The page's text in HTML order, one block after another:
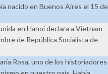
nacido en Buenos Aires el 15 de
en Hanoi declara a Vietnam
de República Socialista de
Rosa, uno de los historiadores